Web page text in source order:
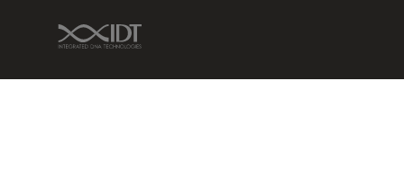
IDT Link